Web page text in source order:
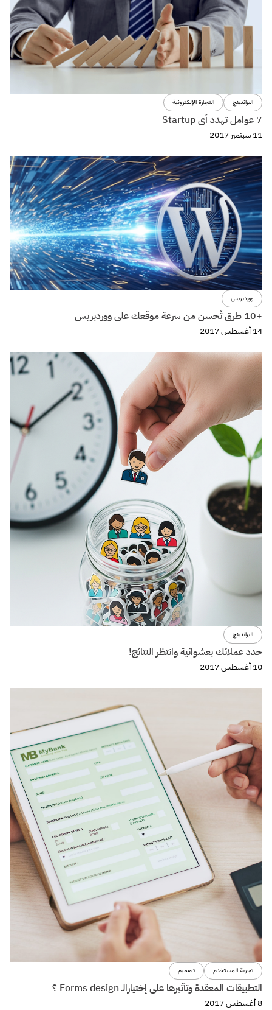
البراندينج التجارة الإلكترونية
7 عوامل تهدد أى Startup
11 سبتمبر 2017
ووردبريس
+10 طرق تُحسن من سرعة موقعك على ووردبريس
14 أغسطس 2017
البراندينج
حدد عملائك بعشوائية وانتظر النتائج!
10 أغسطس 2017
تجربة المستخدم تصميم
التطبيقات المعقدة وتأثيرها على إختيارالـ Forms design ؟
8 أغسطس 2017